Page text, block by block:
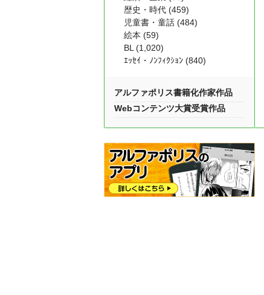
歴史・時代 (459)
児童書・童話 (484)
絵本 (59)
BL (1,020)
ｴｯｾｲ・ﾉﾝﾌｨｸｼｮﾝ (840)
アルファポリス書籍化作家作品
Webコンテンツ大賞受賞作品